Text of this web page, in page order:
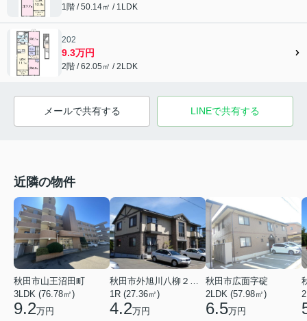
1階 / 50.14㎡ / 1LDK
202
9.3万円
2階 / 62.05㎡ / 2LDK
メールで共有する LINEで共有する
近隣の物件
秋田市山王沼田町
3LDK (76.78㎡)
9.2万円
秋田市外旭川八柳２丁目
1R (27.36㎡)
4.2万円
秋田市広面字碇
2LDK (57.98㎡)
6.5万円